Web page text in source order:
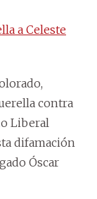
a Celeste
contra
Liberal
difamación
Óscar